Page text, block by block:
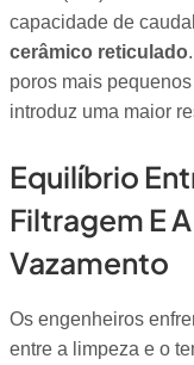
capacidade de
cerâmico reticulado
poros mais
introduz uma maior
Equilíbrio
Filtragem E
Vazamento
Os engenheiros
entre a limpeza e o